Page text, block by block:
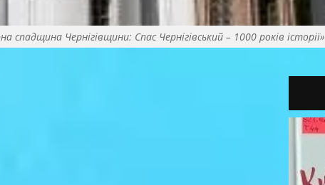
Чернігівщини: Спас Чернігівський – 1000 років історії»